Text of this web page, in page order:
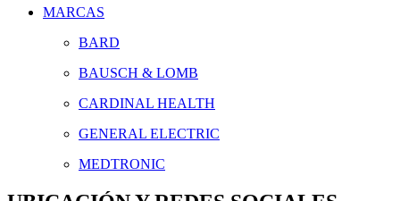
MARCAS
BARD
BAUSCH & LOMB
CARDINAL HEALTH
GENERAL ELECTRIC
MEDTRONIC